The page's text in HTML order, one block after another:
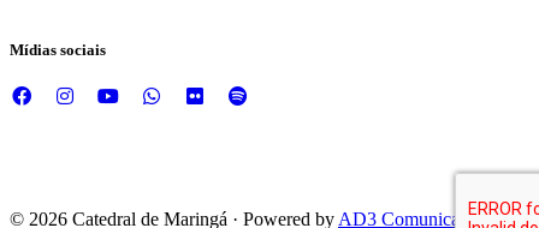
Mídias sociais
© 2026 Catedral de Maringá · Powered by AD3 Comunicação e